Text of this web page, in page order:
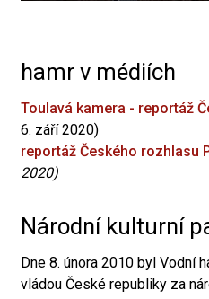
hamr v médiích
Toulavá kamera - reportáž
6. září 2020)
reportáž Českého rozhlasu
2020)
Národní kulturní
Dne 8. února 2010 byl Vodní
vládou České republiky za